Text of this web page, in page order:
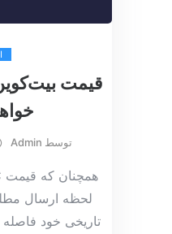
توسط Admin
لحظه ارسال
تاریخی خود فاصله